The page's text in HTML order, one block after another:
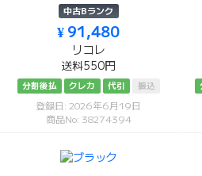
中古Bランク
¥ 91,480
リコレ
送料550円
分割後払 クレカ 代引 振込
登録日: 2026年6月19日
商品No: 38274394